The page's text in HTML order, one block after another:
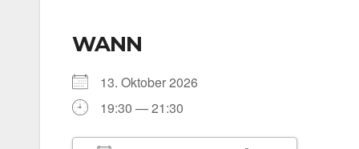
WANN
13. Okto­ber 2026
19:30 — 21:30